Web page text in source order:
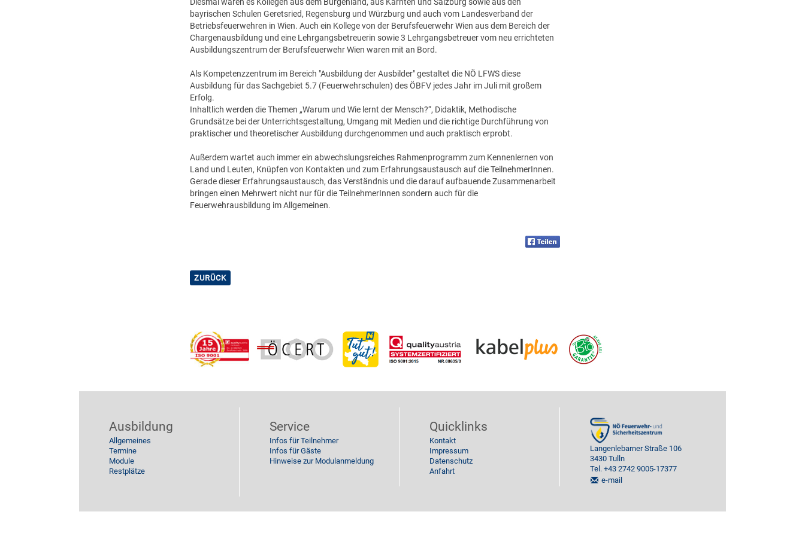
bayrischen Schulen Geretsried, Regensburg und Würzburg und auch vom Landesverband der
Betriebsfeuerwehren in Wien. Auch ein Kollege von der Berufsfeuerwehr Wien aus dem Bereich der
Chargenausbildung und eine Lehrgangsbetreuerin sowie 3 Lehrgangsbetreuer vom neu errichteten
Ausbildungszentrum der Berufsfeuerwehr Wien waren mit an Bord.
Als Kompetenzzentrum im Bereich "Ausbildung der Ausbilder" gestaltet die NÖ LFWS diese
Ausbildung für das Sachgebiet 5.7 (Feuerwehrschulen) des ÖBFV jedes Jahr im Juli mit großem
Erfolg.
Inhaltlich werden die Themen „Warum und Wie lernt der Mensch?“, Didaktik, Methodische
Grundsätze bei der Unterrichtsgestaltung, Umgang mit Medien und die richtige Durchführung von
praktischer und theoretischer Ausbildung durchgenommen und auch praktisch erprobt.
Außerdem wartet auch immer ein abwechslungsreiches Rahmenprogramm zum Kennenlernen von
Land und Leuten, Knüpfen von Kontakten und zum Erfahrungsaustausch auf die TeilnehmerInnen.
Gerade dieser Erfahrungsaustausch, das Verständnis und die darauf aufbauende Zusammenarbeit
bringen einen Mehrwert nicht nur für die TeilnehmerInnen sondern auch für die
Feuerwehrausbildung im Allgemeinen.
ZURÜCK
Ausbildung
Allgemeines
Termine
Module
Restplätze
Service
Infos für Teilnehmer
Infos für Gäste
Hinweise zur Modulanmeldung
Quicklinks
Kontakt
Impressum
Datenschutz
Anfahrt
Langenlebarner Straße 106
3430 Tulln
Tel. +43 2742 9005-17377
e-mail